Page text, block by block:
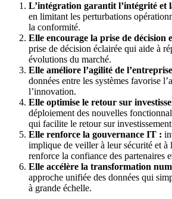
L’intégration garantit l’intégrité et
en limitant les perturbations
la conformité.
Elle encourage la prise de décision
prise de décision éclairée qui aide à
évolutions du marché.
Elle améliore l’agilité de
données entre les systèmes favorise
l’innovation.
Elle optimise le retour sur
déploiement des nouvelles
qui facilite le retour sur
Elle renforce la gouvernance IT :
implique de veiller à leur sécurité et à
renforce la confiance des partenaires
Elle accélère la transformation
approche unifiée des données qui
à grande échelle.